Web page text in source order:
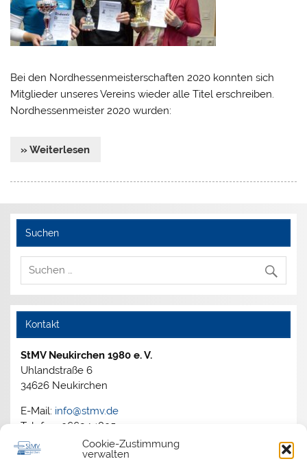
Cookie-Zustimmung
verwalten
Bei den Nordhessenmeisterschaften 2020 konnten sich
Mitglieder unseres Vereins wieder alle Titel erschreiben.
Nordhessenmeister 2020 wurden:
» Weiterlesen
Suchen
Kontakt
StMV Neukirchen 1980 e. V.
Uhlandstraße 6
34626 Neukirchen
E-Mail: info@stmv.de
Telefon: 06694 1805